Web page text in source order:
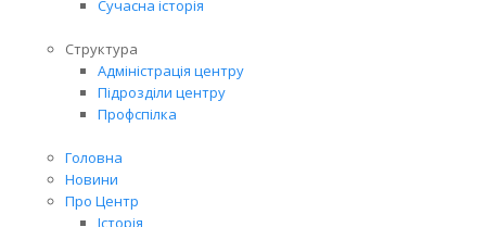
Сучасна історія
Структура
Адміністрація центру
Підрозділи центру
Профспілка
Головна
Новини
Про Центр
Історія